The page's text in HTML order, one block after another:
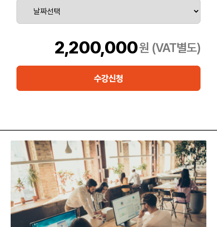
활용하기 때문에， 본 과정의 수강을 위해서는 해당 지식을 어느 정
도 갖추고 있어야 합니다.
집중적인 실습과 워크샵을 통해 실제적인 기술환경에서 경험을 쌓
을 수 있는 기회를 제공하는 과정으로써 백업과 복구 사례연구를 통
해 다양한 장애 시나리오를 진단하고 복구할 수 있는
기회를 제공하는 과정입니다.
2,200,000원 (VAT별도)
수강신청